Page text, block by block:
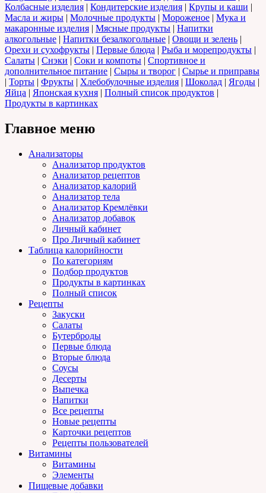
Колбасные изделия | Кондитерские изделия | Крупы и каши |
Масла и жиры | Молочные продукты | Мороженое | Мука и
макаронные изделия | Мясные продукты | Напитки
алкогольные | Напитки безалкогольные | Овощи и зелень |
Орехи и сухофрукты | Первые блюда | Рыба и морепродукты |
Салаты | Снэки | Соки и компоты | Спортивное и
дополнительное питание | Сыры и творог | Сырье и приправы
| Торты | Фрукты | Хлебобулочные изделия | Шоколад | Ягоды |
Яйца | Японская кухня | Полный список продуктов |
Продукты в картинках
Главное меню
Анализаторы
Анализатор продуктов
Анализатор рецептов
Анализатор калорий
Анализатор тела
Анализатор Кремлёвки
Анализатор добавок
Личный кабинет
Про Личный кабинет
Таблица калорийности
По категориям
Подбор продуктов
Продукты в картинках
Полный список
Рецепты
Закуски
Салаты
Бутерброды
Первые блюда
Вторые блюда
Соусы
Десерты
Выпечка
Напитки
Все рецепты
Новые рецепты
Карточки рецептов
Рецепты пользователей
Витамины
Витамины
Элементы
Пищевые добавки